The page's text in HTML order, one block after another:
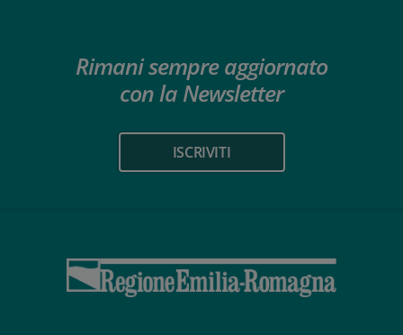
Rimani sempre aggiornato
con la Newsletter
ISCRIVITI